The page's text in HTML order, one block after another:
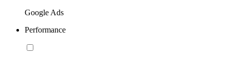
Google Ads
Performance